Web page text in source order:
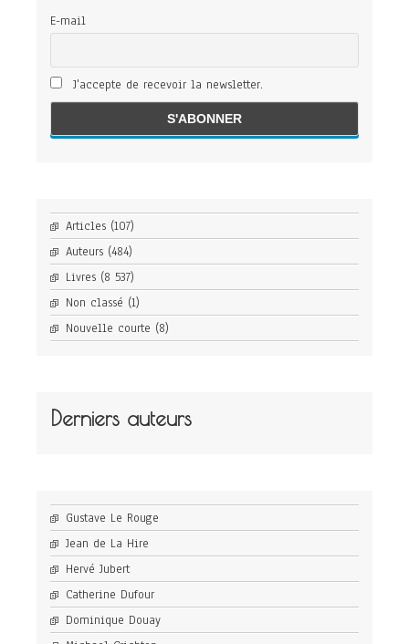
E-mail
J'accepte de recevoir la newsletter.
Articles (107)
Auteurs (484)
Livres (8 537)
Non classé (1)
Nouvelle courte (8)
Derniers auteurs
Gustave Le Rouge
Jean de La Hire
Hervé Jubert
Catherine Dufour
Dominique Douay